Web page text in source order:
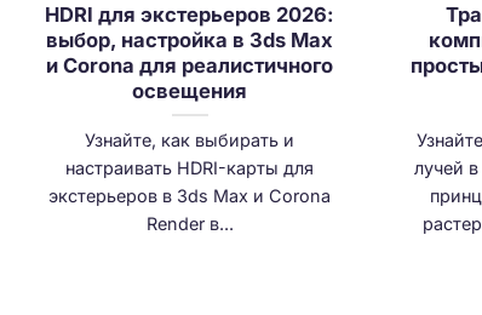
HDRI для экстерьеров 2026:
выбор, настройка в 3ds Max
и Corona для реалистичного
освещения
Узнайте, как выбирать и
настраивать HDRI-карты для
экстерьеров в 3ds Max и Corona
Render в...
лучей